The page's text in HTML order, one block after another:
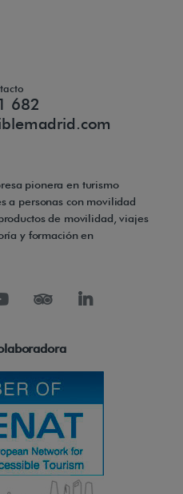
682
pionera en turismo
a personas con movilidad
de movilidad, viajes
y formación en